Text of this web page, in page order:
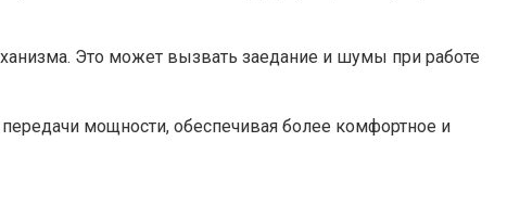
Это может вызвать заедание и шумы при работе
мощности, обеспечивая более комфортное и